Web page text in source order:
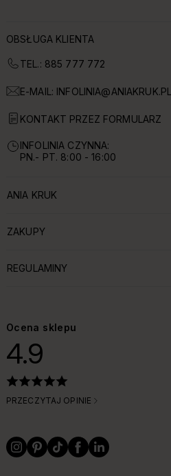
OBSŁUGA KLIENTA
TEL.: 885 777 772
E-MAIL: INFOLINIA@ANIAKRUK.PL
KONTAKT PRZEZ FORMULARZ
INFOLINIA CZYNNA:
PN.- PT. 8:00 - 16:00
ROZWIŃ SEKCJĘ:
ANIA KRUK
ROZWIŃ SEKCJĘ:
ZAKUPY
ROZWIŃ SEKCJĘ:
REGULAMINY
Ocena sklepu
4.9
PRZECZYTAJ OPINIE